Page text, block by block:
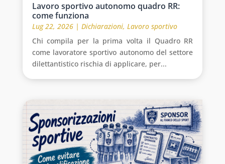
Lavoro sportivo autonomo quadro RR:
come funziona
Lug 22, 2026| Dichiarazioni, Lavoro sportivo
Chi compila per la prima volta il Quadro RR
come lavoratore sportivo autonomo del settore
dilettantistico rischia di applicare, per...